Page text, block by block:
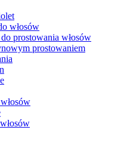
włosów
prostowania włosów
prostowaniem